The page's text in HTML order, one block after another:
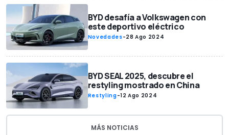
BYD desafía a Volkswagen con
este deportivo eléctrico
Novedades-28 Ago 2024
BYD SEAL 2025, descubre el
restyling mostrado en China
Restyling-12 Ago 2024
MÁS NOTICIAS